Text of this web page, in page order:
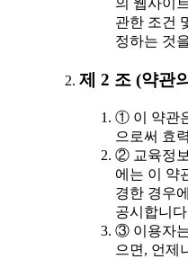
의 웹사이
관한 조건
정하는 것
제 2 조 (약관
① 이 약관
으로써 효
② 교육정
에는 이 약
경한 경우
공시합니
③ 이용자
으면, 언제